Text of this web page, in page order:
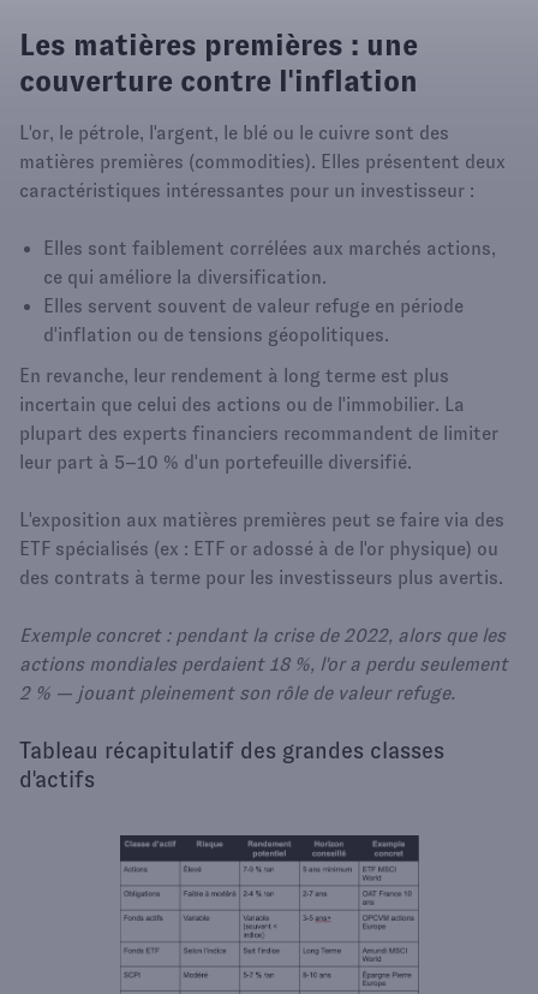
Les matières premières : une
couverture contre l'inflation
L'or, le pétrole, l'argent, le blé ou le cuivre sont des
matières premières (commodities). Elles présentent deux
caractéristiques intéressantes pour un investisseur :
Elles sont faiblement corrélées aux marchés actions,
ce qui améliore la diversification.
Elles servent souvent de valeur refuge en période
d'inflation ou de tensions géopolitiques.
En revanche, leur rendement à long terme est plus
incertain que celui des actions ou de l'immobilier. La
plupart des experts financiers recommandent de limiter
leur part à 5–10 % d'un portefeuille diversifié.
L'exposition aux matières premières peut se faire via des
ETF spécialisés (ex : ETF or adossé à de l'or physique) ou
des contrats à terme pour les investisseurs plus avertis.
Exemple concret : pendant la crise de 2022, alors que les
actions mondiales perdaient 18 %, l'or a perdu seulement
2 % — jouant pleinement son rôle de valeur refuge.
Tableau récapitulatif des grandes classes
d'actifs